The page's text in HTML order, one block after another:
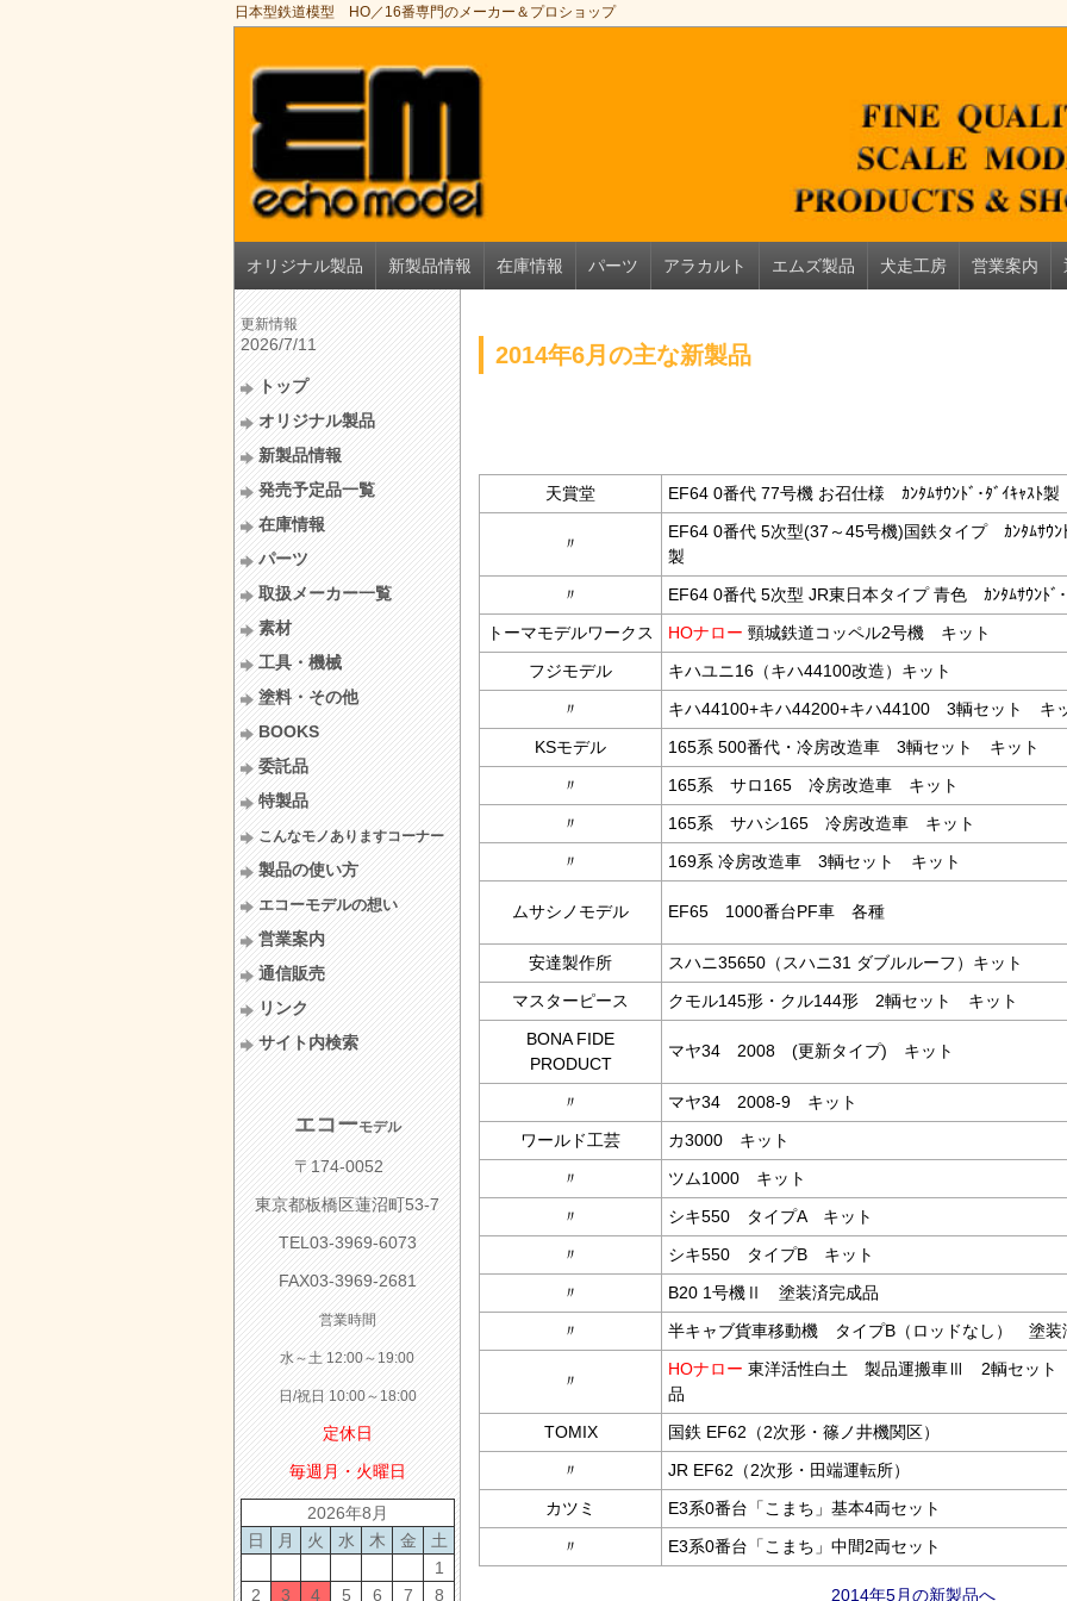
日本型鉄道模型 HO／16番専門のメーカー＆プロショップ
オリジナル製品 新製品情報 在庫情報 パーツ アラカルト エムズ製品 犬走工房 営業案内
2014年6月の主な新製品
天賞堂 EF64 0番代 77号機 お召仕様 ｶﾝﾀﾑｻｳﾝﾄﾞ･ﾀﾞｲｷｬｽﾄ製
〃
EF64 0番代 5次型(37～45号機)国鉄タイプ ｶﾝﾀﾑｻｳﾝ
製
〃
EF64 0番代 5次型 JR東日本タイプ 青色 ｶﾝﾀﾑｻｳﾝﾄﾞ･
トーマモデルワークス
HOナロー 頸城鉄道コッペル2号機 キット
フジモデル
キハユニ16（キハ44100改造）キット
〃
キハ44100+キハ44200+キハ44100 3輌セット キ
KSモデル
165系 500番代・冷房改造車 3輌セット キット
〃
165系 サロ165 冷房改造車 キット
〃
165系 サハシ165 冷房改造車 キット
〃
169系 冷房改造車 3輌セット キット
ムサシノモデル EF65 1000番台PF車 各種
安達製作所
スハニ35650（スハニ31 ダブルルーフ）キット
マスターピース
クモル145形・クル144形 2輌セット キット
BONA FIDE
PRODUCT
マヤ34 2008 (更新タイプ) キット
〃
マヤ34 2008-9 キット
ワールド工芸
カ3000 キット
〃
ツム1000 キット
〃
シキ550 タイプA キット
〃
シキ550 タイプB キット
〃
B20 1号機Ⅱ 塗装済完成品
〃
半キャブ貨車移動機 タイプB（ロッドなし） 塗装
〃
HOナロー 東洋活性白土 製品運搬車Ⅲ 2輌セット
品
TOMIX
国鉄 EF62（2次形・篠ノ井機関区）
〃
JR EF62（2次形・田端運転所）
カツミ
E3系0番台「こまち」基本4両セット
〃
E3系0番台「こまち」中間2両セット
2014年5月の新製品へ
更新情報
2026/7/11
トップ
オリジナル製品
新製品情報
発売予定品一覧
在庫情報
パーツ
取扱メーカー一覧
素材
工具・機械
塗料・その他
BOOKS
委託品
特製品
こんなモノありますコーナー
製品の使い方
エコーモデルの想い
営業案内
通信販売
リンク
サイト内検索
エコーモデル
〒174-0052
東京都板橋区蓮沼町53-7
TEL03-3969-6073
FAX03-3969-2681
営業時間
水～土 12:00～19:00
日/祝日 10:00～18:00
定休日
毎週月・火曜日
2026年8月
日
月 火 水 木 金
土
1
2
3 4 5 6 7 8